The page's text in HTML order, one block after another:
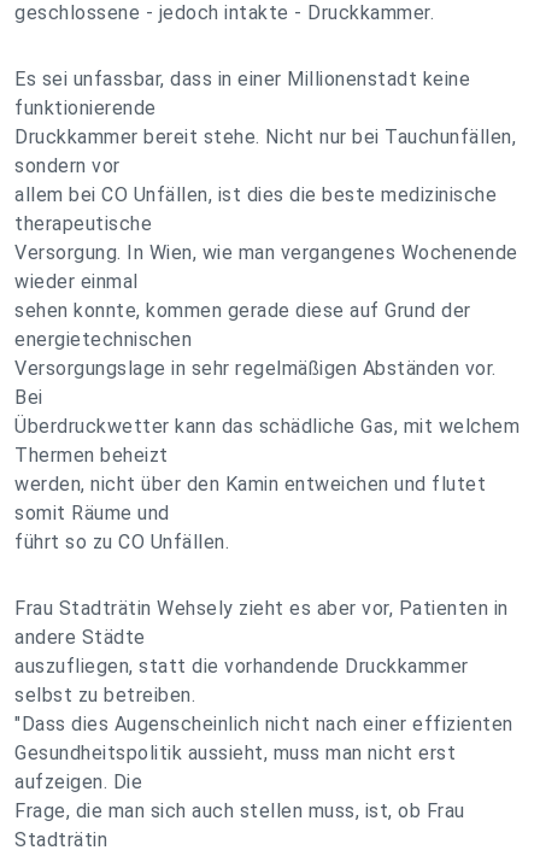
geschlossene - jedoch intakte - Druckkammer.
Es sei unfassbar, dass in einer Millionenstadt keine
funktionierende
Druckkammer bereit stehe. Nicht nur bei Tauchunfällen,
sondern vor
allem bei CO Unfällen, ist dies die beste medizinische
therapeutische
Versorgung. In Wien, wie man vergangenes Wochenende
wieder einmal
sehen konnte, kommen gerade diese auf Grund der
energietechnischen
Versorgungslage in sehr regelmäßigen Abständen vor.
Bei
Überdruckwetter kann das schädliche Gas, mit welchem
Thermen beheizt
werden, nicht über den Kamin entweichen und flutet
somit Räume und
führt so zu CO Unfällen.
Frau Stadträtin Wehsely zieht es aber vor, Patienten in
andere Städte
auszufliegen, statt die vorhandende Druckkammer
selbst zu betreiben.
"Dass dies Augenscheinlich nicht nach einer effizienten
Gesundheitspolitik aussieht, muss man nicht erst
aufzeigen. Die
Frage, die man sich auch stellen muss, ist, ob Frau
Stadträtin